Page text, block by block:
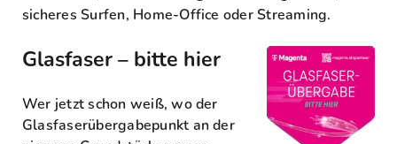
sicheres Surfen, Home-Office oder Streaming.
Glasfaser – bitte hier
Wer jetzt schon weiß, wo der
Glasfaserübergabepunkt an der